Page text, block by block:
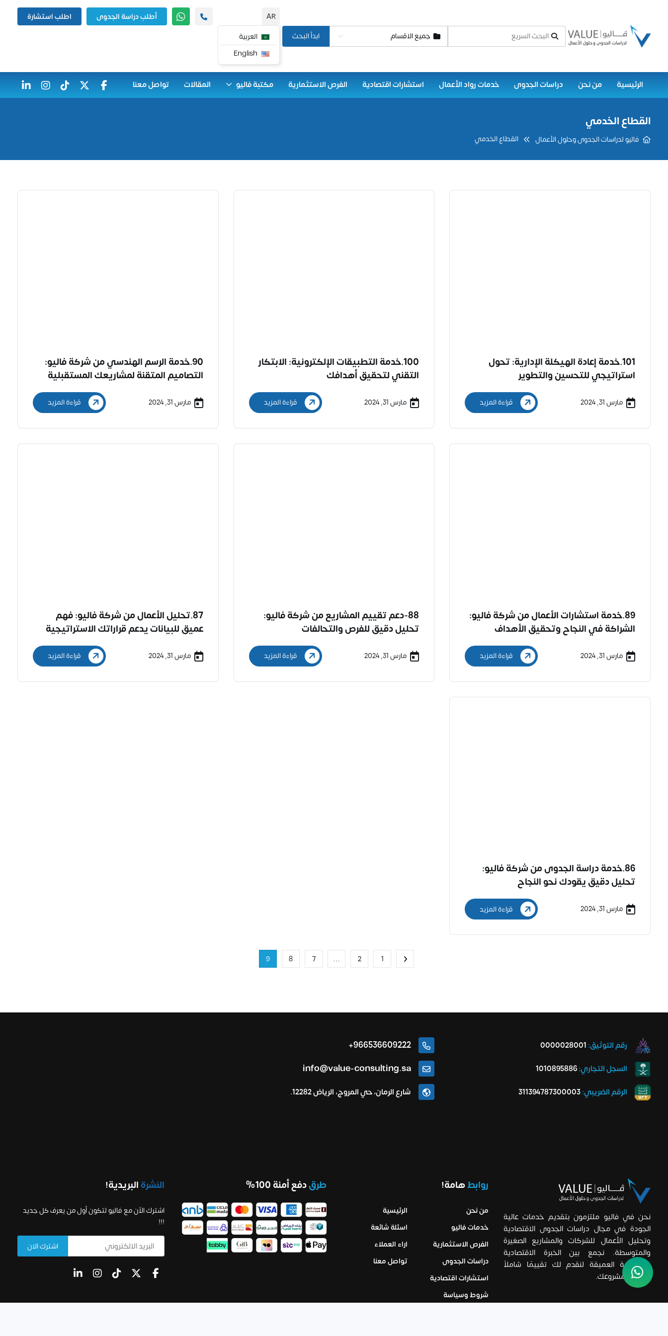
جميع الاقسام ابدأ البحث
AR
العربية
أطلب دراسة الجدوى اطلب استشارة
الرئيسية من نحن دراسات الجدوى خدمات رواد الأعمال استشارات اقتصادية الفرص الاستثمارية مكتبة فاليو المقالات تواصل معنا
القطاع الخدمي
فاليو لدراسات الجدوى وحلول الأعمال القطاع الخدمي
101.خدمة إعادة الهيكلة الإدارية: تحول
استراتيجي للتحسين والتطوير
مارس 31, 2024 قراءة المزيد
100.خدمة التطبيقات الإلكترونية: الابتكار
التقني لتحقيق أهدافك
مارس 31, 2024 قراءة المزيد
90.خدمة الرسم الهندسي من شركة فاليو:
التصاميم المتقنة لمشاريعك المستقبلية
مارس 31, 2024 قراءة المزيد
89.خدمة استشارات الأعمال من شركة فاليو:
الشراكة في النجاح وتحقيق الأهداف
مارس 31, 2024 قراءة المزيد
88-دعم تقييم المشاريع من شركة فاليو:
تحليل دقيق للفرص والتحالفات
مارس 31, 2024 قراءة المزيد
87.تحليل الأعمال من شركة فاليو: فهم
عميق للبيانات يدعم قراراتك الاستراتيجية
مارس 31, 2024 قراءة المزيد
86.خدمة دراسة الجدوى من شركة فاليو:
تحليل دقيق يقودك نحو النجاح
مارس 31, 2024 قراءة المزيد
1
2
…
7
8
9
رقم التوثيق: 0000028001
السجل التجاري:1010895886
الرقم الضريبي:311394787300003
966536609222+
info@value-consulting.sa
شارع الرمان، حي المروج، الرياض 12282.
نحن في فاليو ملتزمون بتقديم خدمات عالية
الجودة في مجال دراسات الجدوى الاقتصادية
وتحليل الأعمال للشركات والمشاريع الصغيرة
والمتوسطة. نجمع بين الخبرة الاقتصادية
والتحليلية العميقة لنقدم لك تقييمًا شاملاً
ودقيقًا لمشروعك.
روابطهامة!
من نحن
خدمات فاليو
الفرص الاستثمارية
دراسات الجدوى
استشارات اقتصادية
شروط وسياسة
الرئيسية
اسئلة شائعة
اراء العملاء
تواصل معنا
طرقدفع أمنة 100% النشرة البريدية!
اشترك الآن مع فاليو لتكون أول من يعرف كل جديد
!!!